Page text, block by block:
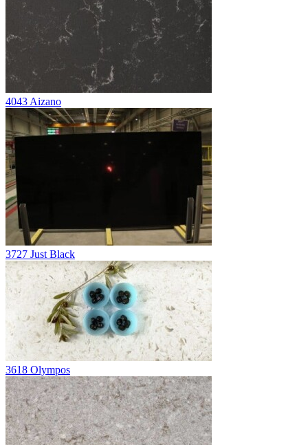
4043 Aizano
3727 Just Black
3618 Olympos